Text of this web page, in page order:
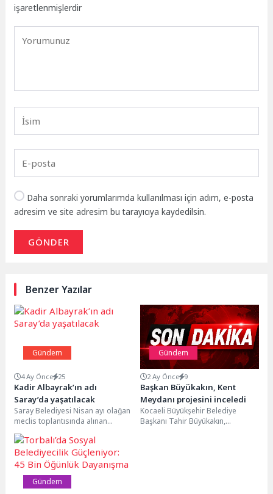
işaretlenmişlerdir
Daha sonraki yorumlarımda kullanılması için adım, e-posta
adresim ve site adresim bu tarayıcıya kaydedilsin.
GÖNDER
Benzer Yazılar
Gündem
4 Ay Önce 25
Kadir Albayrak’ın adı
Saray’da yaşatılacak
Saray Belediyesi Nisan ayı olağan
meclis toplantısında alınan
kararla, Tekirdağ Büyükşehir
Belediyesi Kurucu Başkanı Kadir...
Gündem
2 Ay Önce 9
Başkan Büyükakın, Kent
Meydanı projesini inceledi
Kocaeli Büyükşehir Belediye
Başkanı Tahir Büyükakın,
Gündem